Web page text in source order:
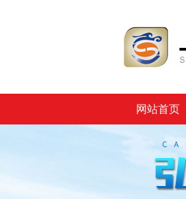
网站首页